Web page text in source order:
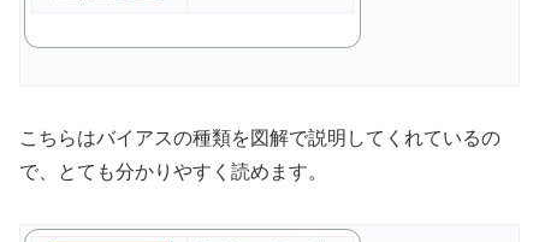
こちらはバイアスの種類を図解で説明してくれているの
で、とても分かりやすく読めます。